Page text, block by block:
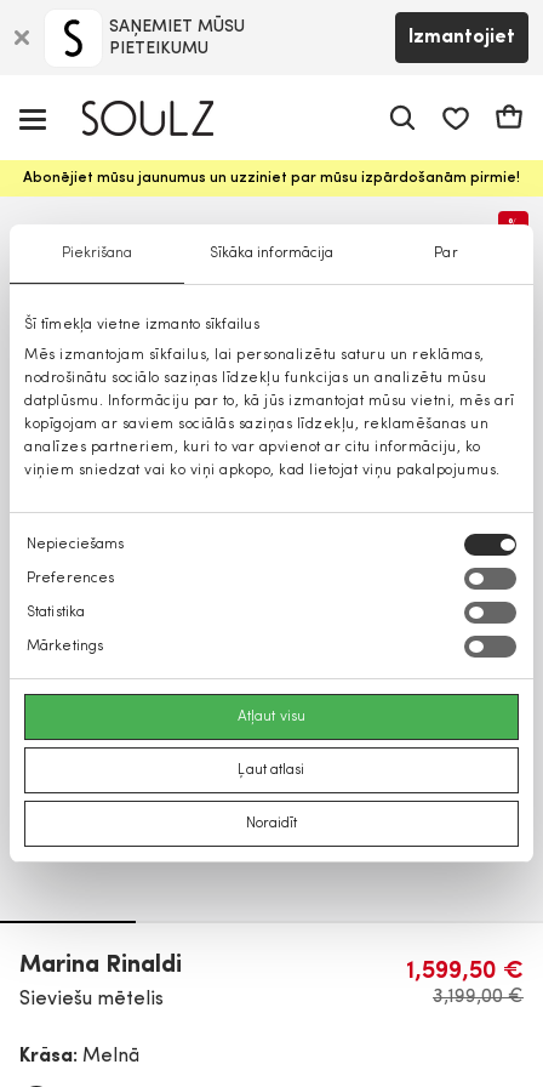
Piekrišana Sīkāka informācija Par
Šī tīmekļa vietne izmanto sīkfailus
Mēs izmantojam sīkfailus, lai personalizētu saturu un reklāmas,
nodrošinātu sociālo saziņas līdzekļu funkcijas un analizētu mūsu
datplūsmu. Informāciju par to, kā jūs izmantojat mūsu vietni, mēs arī
kopīgojam ar saviem sociālās saziņas līdzekļu, reklamēšanas un
analīzes partneriem, kuri to var apvienot ar citu informāciju, ko
viņiem sniedzat vai ko viņi apkopo, kad lietojat viņu pakalpojumus.
Piekrišanas
izvēle
Nepieciešams
Preferences
Statistika
Mārketings
Atļaut visu
Ļaut atlasi
Noraidīt
SAŅEMIET MŪSU
PIETEIKUMU
Izmantojiet
Abonējiet mūsu jaunumus un uzziniet par mūsu izpārdošanām pirmie!
%
Marina Rinaldi
Sieviešu mētelis
1,599,50 €
3,199,00 €
Krāsa: Melnā